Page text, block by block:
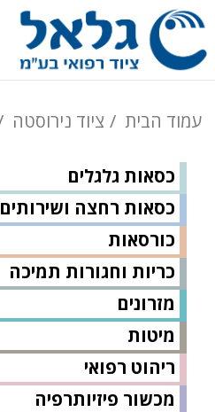
עמוד הבית ציוד נירוסטה
כסאות גלגלים
כסאות רחצה ושירותים
כורסאות
כריות וחגורות תמיכה
מזרונים
מיטות
ריהוט רפואי
מכשור פיזיותרפיה